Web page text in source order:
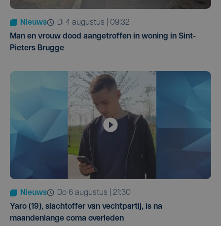
Nieuws
di 4 augustus | 09:32
Man en vrouw dood aangetroffen in woning in Sint-
Pieters Brugge
Nieuws
do 6 augustus | 21:30
Yaro (19), slachtoffer van vechtpartij, is na
maandenlange coma overleden